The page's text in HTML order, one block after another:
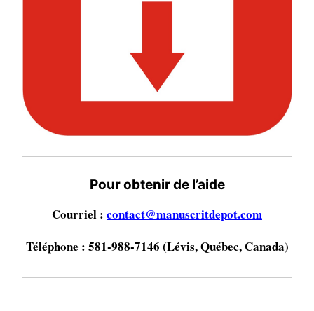
Pour obtenir de l’aide
Courriel : contact@manuscritdepot.com
Téléphone : 581-988-7146 (Lévis, Québec, Canada)